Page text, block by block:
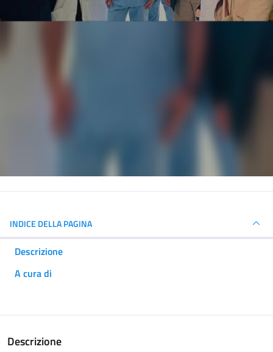
INDICE DELLA PAGINA
Descrizione
A cura di
Descrizione